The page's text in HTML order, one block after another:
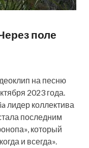
поле
на песню
2023 года.
лидер коллектива
последним
который
и всегда».